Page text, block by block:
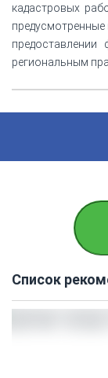
кадастровых
предоставлении
региональным
Список